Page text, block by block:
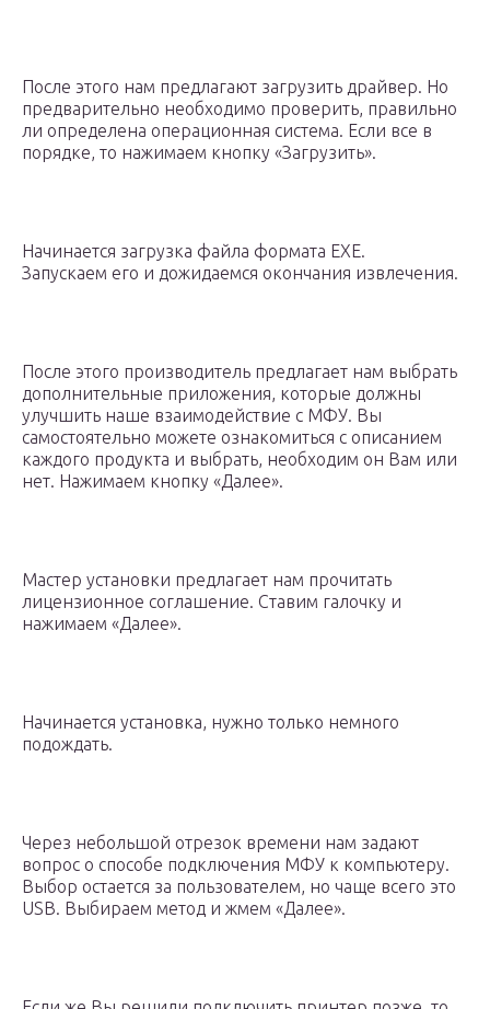
После этого нам предлагают загрузить драйвер. Но
предварительно необходимо проверить, правильно
ли определена операционная система. Если все в
порядке, то нажимаем кнопку «Загрузить».
Начинается загрузка файла формата EXE.
Запускаем его и дожидаемся окончания извлечения.
После этого производитель предлагает нам выбрать
дополнительные приложения, которые должны
улучшить наше взаимодействие с МФУ. Вы
самостоятельно можете ознакомиться с описанием
каждого продукта и выбрать, необходим он Вам или
нет. Нажимаем кнопку «Далее».
Мастер установки предлагает нам прочитать
лицензионное соглашение. Ставим галочку и
нажимаем «Далее».
Начинается установка, нужно только немного
подождать.
Через небольшой отрезок времени нам задают
вопрос о способе подключения МФУ к компьютеру.
Выбор остается за пользователем, но чаще всего это
USB. Выбираем метод и жмем «Далее».